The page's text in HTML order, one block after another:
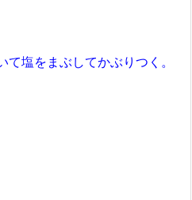
塩をまぶしてかぶりつく。